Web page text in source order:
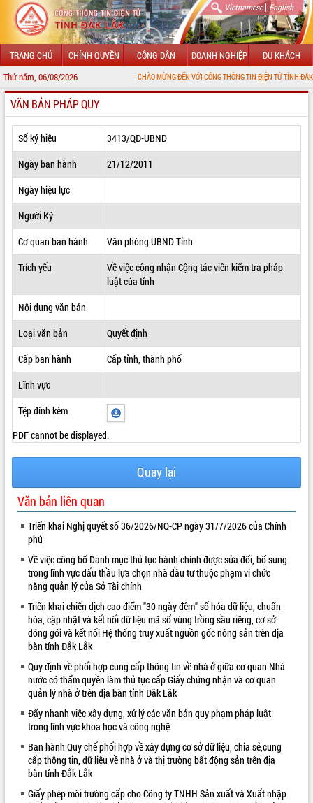
Vietnamese| English
TRANG CHỦ CHÍNH QUYỀN CÔNG DÂN DOANH NGHIỆP DU KHÁCH
Thứ năm, 06/08/2026 CHÀO MỪNG ĐẾN VỚI CỔNG THÔNG TIN ĐIỆN TỬ TỈNH ĐẮK LẮK
GIỚI THIỆU
LÃNH ĐẠO UBND TỈNH
TIN TỨC SỰ KIỆN
SỞ, BAN, NGÀNH
UBND CÁC XÃ, PHƯỜNG
THÔNG TIN CHỈ ĐẠO ĐIỀU HÀNH
HỆ THỐNG VĂN BẢN
VĂN BẢN HĐND TỈNH
ĐIỂM TIN VĂN BẢN
QUY HOẠCH - KẾ HOẠCH
VIDEO
Loading the player...
Bí thư Tỉnh ủy Lương Nguyễn Minh
Triết thăm, tặng quà người có công với
cách mạng
Rà soát, hoàn thiện hệ thống thiết chế
văn hóa, thể thao đáp ứng yêu cầu
phát triển mới
mặt Đoàn chuyên gia y tế TP. Hồ Chí
ALBUM ẢNH
VĂN BẢN PHÁP QUY
Số ký hiệu
3413/QĐ-UBND
Ngày ban hành
21/12/2011
Ngày hiệu lực
Người Ký
Cơ quan ban hành
Văn phòng UBND Tỉnh
Trích yếu
Về việc công nhận Cộng tác viên kiểm tra pháp
luật của tỉnh
Nội dung văn bản
Loại văn bản
Quyết định
Cấp ban hành
Cấp tỉnh, thành phố
Lĩnh vực
Tệp đính kèm
PDF cannot be displayed.
Quay lại
Văn bản liên quan
Triển khai Nghị quyết số 36/2026/NQ-CP ngày 31/7/2026 của Chính
phủ
Về việc công bố Danh mục thủ tục hành chính được sửa đổi, bổ sung
trong lĩnh vực đấu thầu lựa chọn nhà đầu tư thuộc phạm vi chức
năng quản lý của Sở Tài chính
Triển khai chiến dịch cao điểm "30 ngày đêm" số hóa dữ liệu, chuẩn
hóa, cập nhật và kết nối dữ liệu mã số vùng trồng sầu riêng, cơ sở
đóng gói và kết nối Hệ thống truy xuất nguồn gốc nông sản trên địa
bàn tỉnh Đắk Lắk
Quy định về phối hợp cung cấp thông tin về nhà ở giữa cơ quan Nhà
nước có thẩm quyền làm thủ tục cấp Giấy chứng nhận và cơ quan
quản lý nhà ở trên địa bàn tỉnh Đắk Lắk
Đẩy nhanh việc xây dựng, xử lý các văn bản quy phạm pháp luật
trong lĩnh vực khoa học và công nghệ
Ban hành Quy chế phối hợp về xây dựng cơ sở dữ liệu, chia sẻ,cung
cấp thông tin, dữ liệu về nhà ở và thị trường bất động sản trên địa
bàn tỉnh Đắk Lắk
Giấy phép môi trường cấp cho Công ty TNHH Sản xuất và Xuất nhập